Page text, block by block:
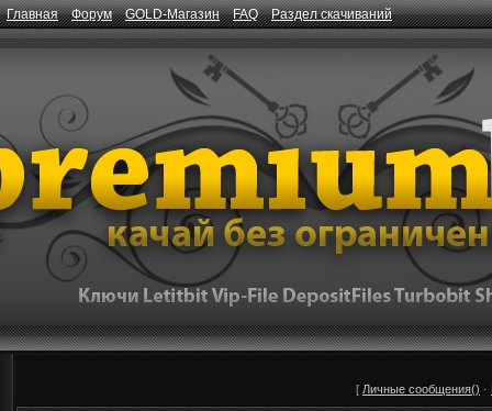
Главная Форум GOLD-Магазин FAQ Раздел скачиваний
[ Личные сообщения() ·